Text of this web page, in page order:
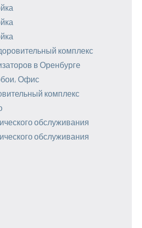
комплекс
в Оренбурге
Офис
комплекс
обслуживания
обслуживания